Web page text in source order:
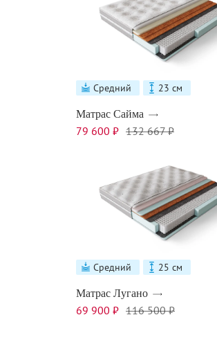
Средний 23 см
Матрас Сайма
79 600 ₽ 132 667 ₽
Средний 25 см
Матрас Лугано
69 900 ₽ 116 500 ₽